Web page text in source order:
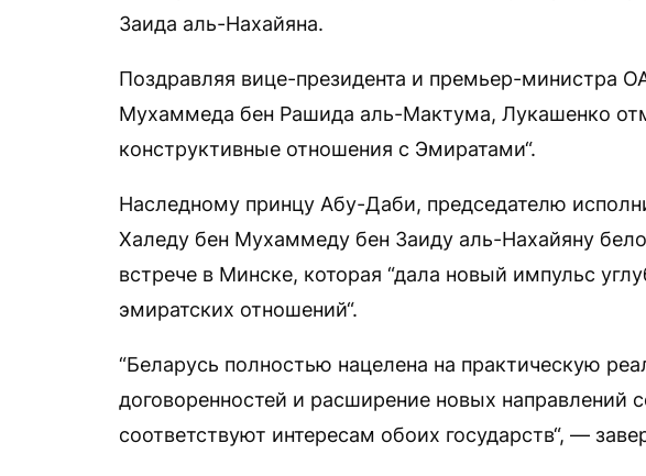
Заида аль-Нахайяна.
Поздравляя вице-президента и премьер-министра
Мухаммеда бен Рашида аль-Мактума, Лукашенко
конструктивные отношения с Эмиратами“.
Наследному принцу Абу-Даби, председателю
Халеду бен Мухаммеду бен Заиду аль-Нахайяну
встрече в Минске, которая “дала новый импульс
эмиратских отношений“.
“Беларусь полностью нацелена на практическую
договоренностей и расширение новых направлений
соответствуют интересам обоих государств“, —